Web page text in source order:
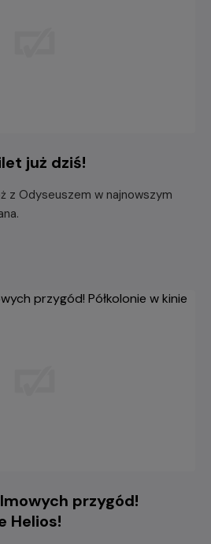
już dziś!
z Odyseuszem w najnowszym
przygód!
Helios!